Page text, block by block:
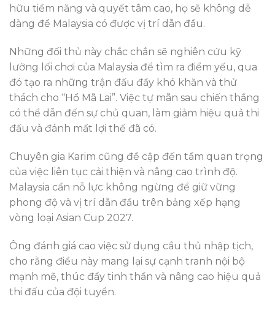
hữu tiềm năng và quyết tâm cao, họ sẽ không dễ
dàng để Malaysia có được vị trí dẫn đầu.
Những đối thủ này chắc chắn sẽ nghiên cứu kỹ
lưỡng lối chơi của Malaysia để tìm ra điểm yếu, qua
đó tạo ra những trận đấu đầy khó khăn và thử
thách cho “Hổ Mã Lai”. Việc tự mãn sau chiến thắng
có thể dẫn đến sự chủ quan, làm giảm hiệu quả thi
đấu và đánh mất lợi thế đã có.
Chuyên gia Karim cũng đề cập đến tầm quan trọng
của việc liên tục cải thiện và nâng cao trình độ.
Malaysia cần nỗ lực không ngừng để giữ vững
phong độ và vị trí dẫn đầu trên bảng xếp hạng
vòng loại Asian Cup 2027.
Ông đánh giá cao việc sử dụng cầu thủ nhập tịch,
cho rằng điều này mang lại sự cạnh tranh nội bộ
mạnh mẽ, thúc đẩy tinh thần và nâng cao hiệu quả
thi đấu của đội tuyển.